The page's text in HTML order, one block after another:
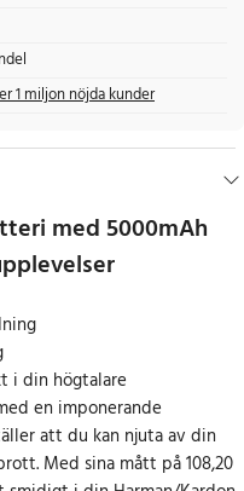
1 miljon nöjda kunder
med 5000mAh
i din högtalare
en imponerande
att du kan njuta av din
Med sina mått på 108,20